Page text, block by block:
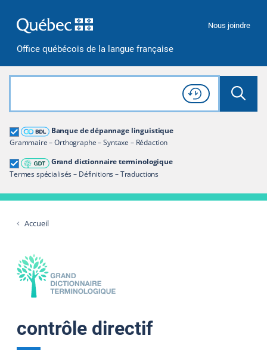
Office québécois de la langue française
Nous joindre
Rechercher dans tout le site
Lancer
Consulter l'
Historique
de recherche
Banque de dépannage linguistique
Grammaire – Orthographe – Syntaxe – Rédaction
Grand dictionnaire terminologique
Termes spécialisés – Définitions – Traductions
Grand dictionnaire terminologique
Restreindre aux termes
Accueil
contrôle directif